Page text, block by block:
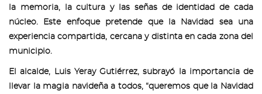
la memoria, la cultura y las señas de identidad de cada
núcleo. Este enfoque pretende que la Navidad sea una
experiencia compartida, cercana y distinta en cada zona del
municipio.
El alcalde, Luis Yeray Gutiérrez, subrayó la importancia de
llevar la magia navideña a todos, “queremos que la Navidad